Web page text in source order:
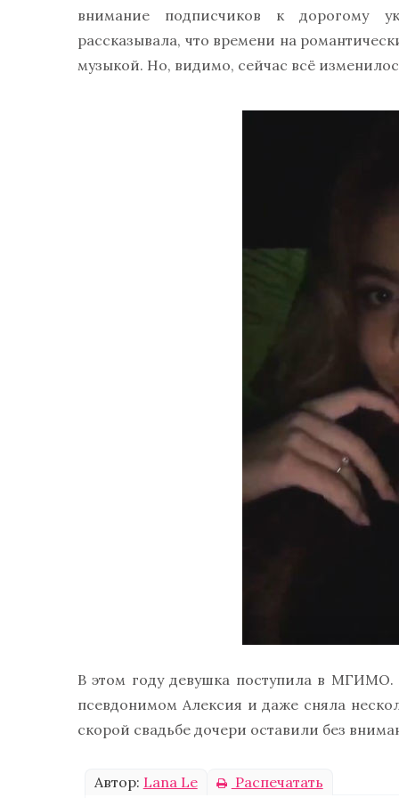
внимание подписчиков к дорогому
рассказывала, что времени на
музыкой. Но, видимо, сейчас всё
В этом году девушка поступила в МГИМО.
псевдонимом Алексия и даже сняла
скорой свадьбе дочери оставили без
Автор: Lana Le Распечатать